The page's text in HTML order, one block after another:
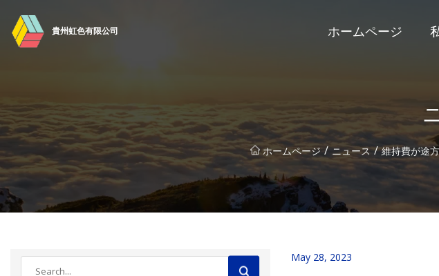
貴州虹色有限公司 ホームページ
ホームページ / ニュース / 維持費が途
May 28, 2023